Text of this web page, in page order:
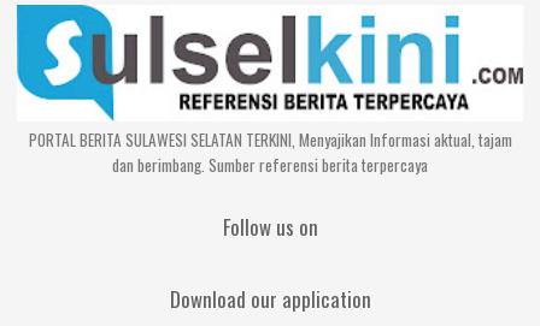
PORTAL BERITA SULAWESI SELATAN TERKINI, Menyajikan Informasi aktual, tajam
dan berimbang. Sumber referensi berita terpercaya
Follow us on
Download our application